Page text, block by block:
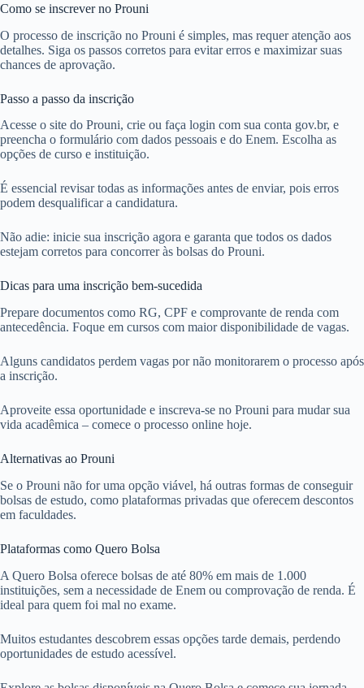
Como se inscrever no Prouni
O processo de inscrição no Prouni é simples, mas requer atenção aos
detalhes. Siga os passos corretos para evitar erros e maximizar suas
chances de aprovação.
Passo a passo da inscrição
Acesse o site do Prouni, crie ou faça login com sua conta gov.br, e
preencha o formulário com dados pessoais e do Enem. Escolha as
opções de curso e instituição.
É essencial revisar todas as informações antes de enviar, pois erros
podem desqualificar a candidatura.
Não adie: inicie sua inscrição agora e garanta que todos os dados
estejam corretos para concorrer às bolsas do Prouni.
Dicas para uma inscrição bem-sucedida
Prepare documentos como RG, CPF e comprovante de renda com
antecedência. Foque em cursos com maior disponibilidade de vagas.
Alguns candidatos perdem vagas por não monitorarem o processo após
a inscrição.
Aproveite essa oportunidade e inscreva-se no Prouni para mudar sua
vida acadêmica – comece o processo online hoje.
Alternativas ao Prouni
Se o Prouni não for uma opção viável, há outras formas de conseguir
bolsas de estudo, como plataformas privadas que oferecem descontos
em faculdades.
Plataformas como Quero Bolsa
A Quero Bolsa oferece bolsas de até 80% em mais de 1.000
instituições, sem a necessidade de Enem ou comprovação de renda. É
ideal para quem foi mal no exame.
Muitos estudantes descobrem essas opções tarde demais, perdendo
oportunidades de estudo acessível.